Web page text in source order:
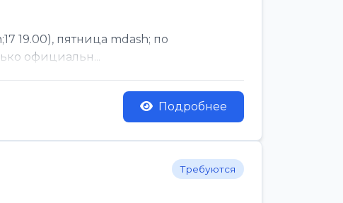
19.00), пятница mdash; по
официальн...
Подробнее
Требуются